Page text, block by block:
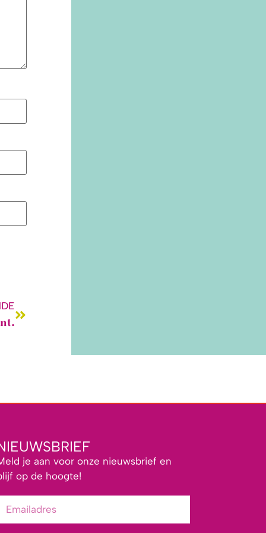
je aan voor onze nieuwsbrief en
op de hoogte!